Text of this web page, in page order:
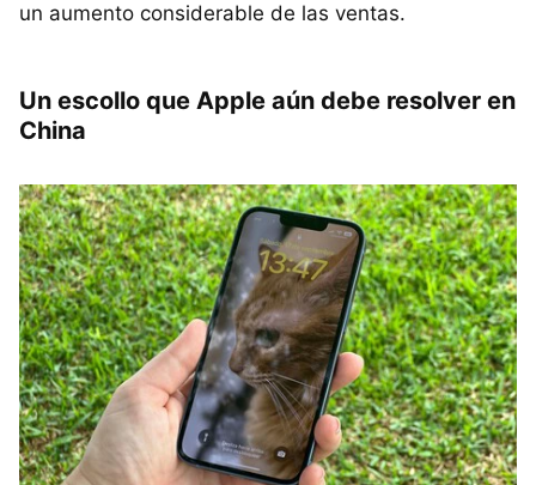
un aumento considerable de las ventas.
Un escollo que Apple aún debe resolver en
China